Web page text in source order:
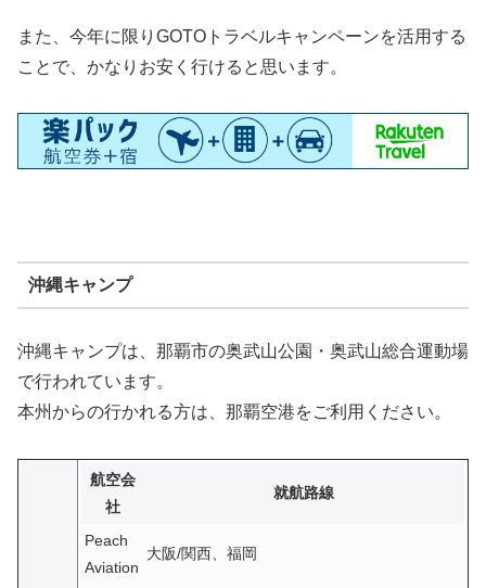
また、今年に限りGOTOトラベルキャンペーンを活用する
ことで、かなりお安く行けると思います。
沖縄キャンプ
沖縄キャンプは、那覇市の奥武山公園・奥武山総合運動場
で行われています。
本州からの行かれる方は、那覇空港をご利用ください。
航空会
社
就航路線
Peach
Aviation
大阪/関西、福岡